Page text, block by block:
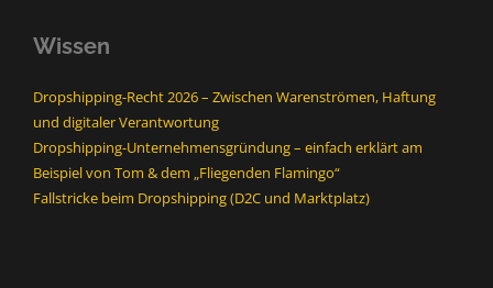
Wissen
Dropshipping-Recht 2026 – Zwischen Warenströmen, Haftung
und digitaler Verantwortung
Dropshipping-Unternehmensgründung – einfach erklärt am
Beispiel von Tom & dem „Fliegenden Flamingo“
Fallstricke beim Dropshipping (D2C und Marktplatz)